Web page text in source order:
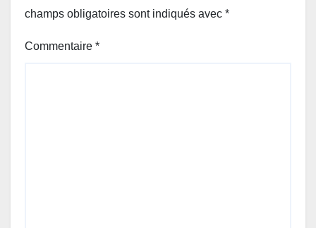
champs obligatoires sont indiqués avec *
Commentaire *